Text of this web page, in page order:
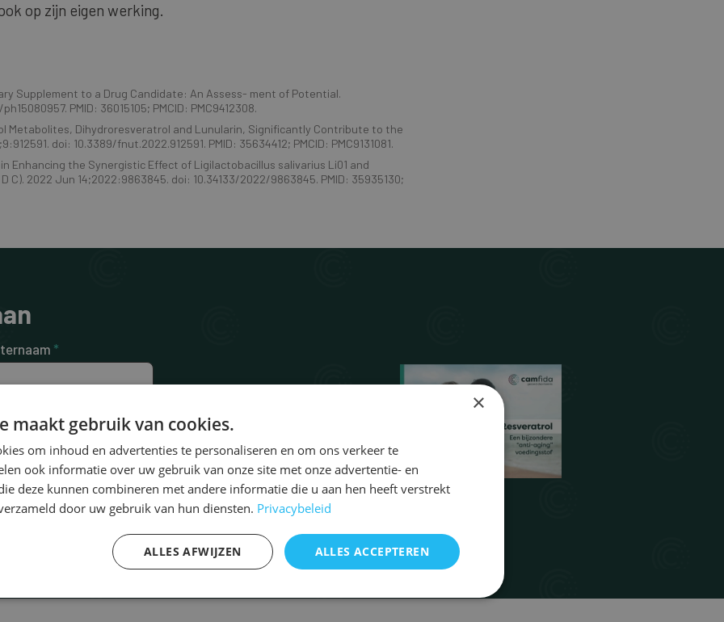
op zijn eigen werking.
Supplement to a Drug Candidate: An Assess- ment of Potential.
PMID: 36015105; PMCID: PMC9412308.
Metabolites, Dihydroresveratrol and Lunularin, Significantly Contribute to the
doi: 10.3389/fnut.2022.912591. PMID: 35634412; PMCID: PMC9131081.
Enhancing the Synergistic Effect of Ligilactobacillus salivarius Li01 and
C). 2022 Jun 14;2022:9863845. doi: 10.34133/2022/9863845. PMID: 35935130;
*
×
maakt gebruik van cookies.
om inhoud en advertenties te personaliseren en om ons verkeer te
ook informatie over uw gebruik van onze site met onze advertentie- en
deze kunnen combineren met andere informatie die u aan hen heeft verstrekt
door uw gebruik van hun diensten. Privacybeleid
ALLES ACCEPTEREN
ALLES AFWIJZEN